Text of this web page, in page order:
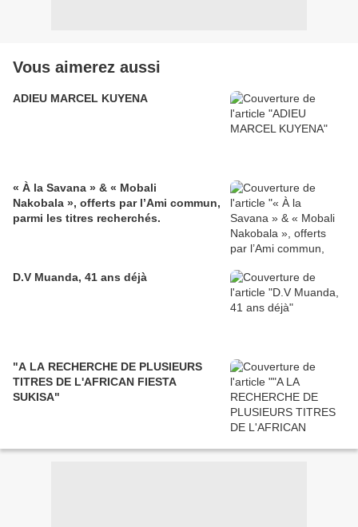
Vous aimerez aussi
ADIEU MARCEL KUYENA
« À la Savana » & « Mobali
Nakobala », offerts par l’Ami commun,
parmi les titres recherchés.
D.V Muanda, 41 ans déjà
"A LA RECHERCHE DE PLUSIEURS
TITRES DE L'AFRICAN FIESTA
SUKISA"